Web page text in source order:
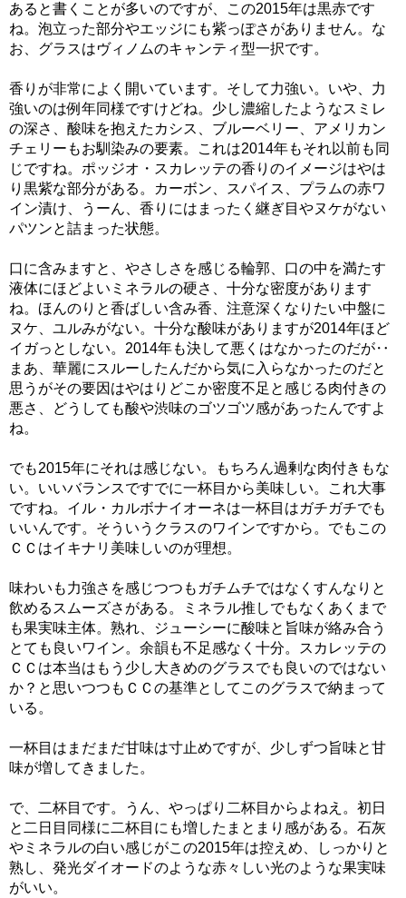
あると書くことが多いのですが、この2015年は黒赤です
ね。泡立った部分やエッジにも紫っぽさがありません。な
お、グラスはヴィノムのキャンティ型一択です。
香りが非常によく開いています。そして力強い。いや、力
強いのは例年同様ですけどね。少し濃縮したようなスミレ
の深さ、酸味を抱えたカシス、ブルーベリー、アメリカン
チェリーもお馴染みの要素。これは2014年もそれ以前も同
じですね。ポッジオ・スカレッテの香りのイメージはやは
り黒紫な部分がある。カーボン、スパイス、プラムの赤ワ
イン漬け、うーん、香りにはまったく継ぎ目やヌケがない
パツンと詰まった状態。
口に含みますと、やさしさを感じる輪郭、口の中を満たす
液体にほどよいミネラルの硬さ、十分な密度があります
ね。ほんのりと香ばしい含み香、注意深くなりたい中盤に
ヌケ、ユルみがない。十分な酸味がありますが2014年ほど
イガっとしない。2014年も決して悪くはなかったのだが‥
まあ、華麗にスルーしたんだから気に入らなかったのだと
思うがその要因はやはりどこか密度不足と感じる肉付きの
悪さ、どうしても酸や渋味のゴツゴツ感があったんですよ
ね。
でも2015年にそれは感じない。もちろん過剰な肉付きもな
い。いいバランスですでに一杯目から美味しい。これ大事
ですね。イル・カルボナイオーネは一杯目はガチガチでも
いいんです。そういうクラスのワインですから。でもこの
ＣＣはイキナリ美味しいのが理想。
味わいも力強さを感じつつもガチムチではなくすんなりと
飲めるスムーズさがある。ミネラル推しでもなくあくまで
も果実味主体。熟れ、ジューシーに酸味と旨味が絡み合う
とても良いワイン。余韻も不足感なく十分。スカレッテの
ＣＣは本当はもう少し大きめのグラスでも良いのではない
か？と思いつつもＣＣの基準としてこのグラスで納まって
いる。
一杯目はまだまだ甘味は寸止めですが、少しずつ旨味と甘
味が増してきました。
で、二杯目です。うん、やっぱり二杯目からよねえ。初日
と二日目同様に二杯目にも増したまとまり感がある。石灰
やミネラルの白い感じがこの2015年は控えめ、しっかりと
熟し、発光ダイオードのような赤々しい光のような果実味
がいい。